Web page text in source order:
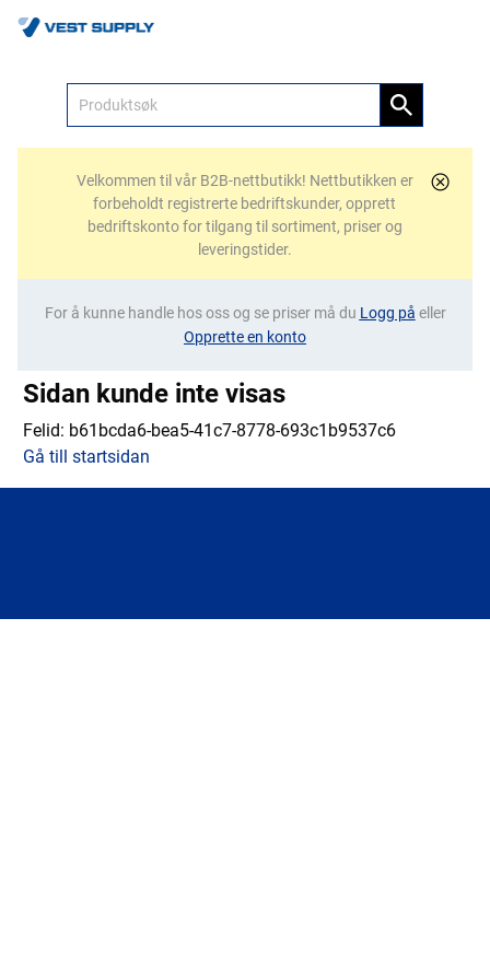
Velkommen til vår B2B-nettbutikk! Nettbutikken er
forbeholdt registrerte bedriftskunder, opprett
bedriftskonto for tilgang til sortiment, priser og
leveringstider.
For å kunne handle hos oss og se priser må du Logg på eller
Opprette en konto
Sidan kunde inte visas
Felid: b61bcda6-bea5-41c7-8778-693c1b9537c6
Gå till startsidan